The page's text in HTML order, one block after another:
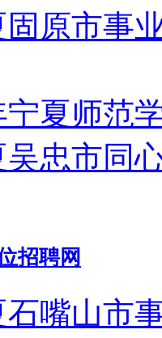
固原市事
宁夏师范
吴忠市同
招聘网
石嘴山市